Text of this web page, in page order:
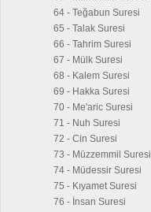
64 - Teğabun Suresi
65 - Talak Suresi
66 - Tahrim Suresi
67 - Mülk Suresi
68 - Kalem Suresi
69 - Hakka Suresi
70 - Me'aric Suresi
71 - Nuh Suresi
72 - Cin Suresi
73 - Müzzemmil Suresi
74 - Müdessir Suresi
75 - Kıyamet Suresi
76 - İnsan Suresi